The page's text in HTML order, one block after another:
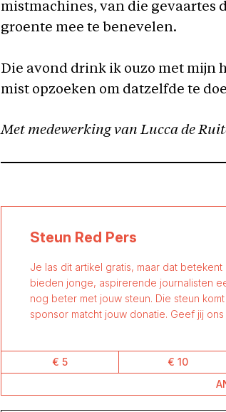
mistmachines, van die gevaartes
groente mee te benevelen.
Die avond drink ik ouzo met mijn
mist opzoeken om datzelfde te
Met medewerking van Lucca de
Steun Red Pers
Je las dit artikel gratis, maar dat
bieden jonge, aspirerende journalisten
nog beter met jouw steun. Die steun
sponsor matcht jouw donatie. Geef jij
€ 5 € 10